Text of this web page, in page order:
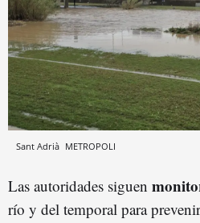
Sant Adrià METROPOLI
Las autoridades siguen
río y del temporal para